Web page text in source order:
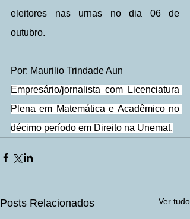
eleitores nas urnas no dia 06 de
outubro.
Por: Maurilio Trindade Aun
Empresário/jornalista com Licenciatura
Plena em Matemática e Acadêmico no
décimo período em Direito na Unemat.
Posts Relacionados Ver tudo